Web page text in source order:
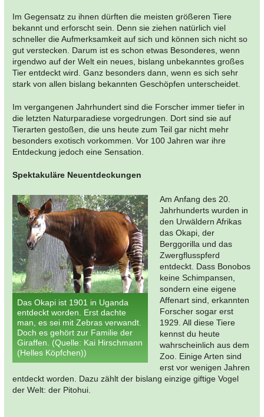
Im Gegensatz zu ihnen dürften die meisten größeren Tiere
bekannt und erforscht sein. Denn sie ziehen natürlich viel
schneller die Aufmerksamkeit auf sich und können sich nicht so
gut verstecken. Darum ist es schon etwas Besonderes, wenn
irgendwo auf der Welt ein neues, bislang unbekanntes großes
Tier entdeckt wird. Ganz besonders dann, wenn es sich sehr
stark von allen bislang bekannten Geschöpfen unterscheidet.
Im vergangenen Jahrhundert sind die Forscher immer tiefer in
die letzten Naturparadiese vorgedrungen. Dort sind sie auf
Tierarten gestoßen, die uns heute zum Teil gar nicht mehr
besonders exotisch vorkommen. Vor 100 Jahren war ihre
Entdeckung jedoch eine Sensation.
Spektakuläre Neuentdeckungen
Das Okapi ist 1901 in Uganda
entdeckt worden. Erst dachte
man, es sei mit Zebras verwandt.
Doch es gehört zur Familie der
Giraffen. (Quelle: Kai Hirschmann
(Helles Köpfchen))
Am Anfang des 20.
Jahrhunderts wurden in
den Urwäldern Afrikas
das Okapi, der
Berggorilla und das
Zwergflusspferd
entdeckt. Dass Bonobos
keine Schimpansen,
sondern eine eigene
Affenart sind, erkannten
Forscher sogar erst
1929. All diese Tiere
kennst du heute
wahrscheinlich aus dem
Zoo. Einige Arten sind
erst vor wenigen Jahren
entdeckt worden. Dazu zählt der bislang einzige giftige Vogel
der Welt: der Pitohui.